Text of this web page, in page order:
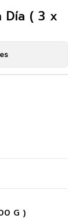
Día ( 3 x
G )